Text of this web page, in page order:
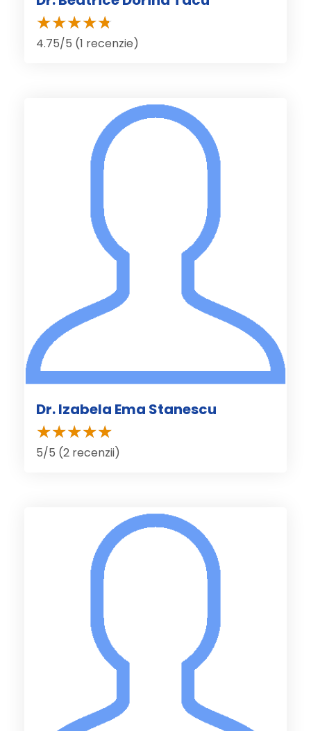
4.75/5 (1 recenzie)
Dr. Izabela Ema Stanescu
5/5 (2 recenzii)